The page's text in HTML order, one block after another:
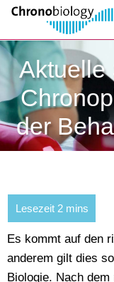
Aktuelle
der
Es kommt auf den
anderem gilt dies
Biologie. Nach